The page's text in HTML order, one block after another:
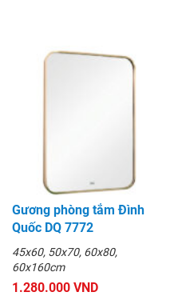
Gương phòng tắm Đình
Quốc DQ 7772
45x60, 50x70, 60x80,
60x160cm
1.280.000 VND